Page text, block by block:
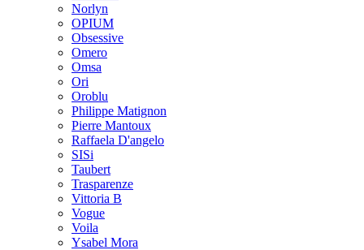
Norlyn
OPIUM
Obsessive
Omero
Omsa
Ori
Oroblu
Philippe Matignon
Pierre Mantoux
Raffaela D'angelo
SISi
Taubert
Trasparenze
Vittoria B
Vogue
Voila
Ysabel Mora